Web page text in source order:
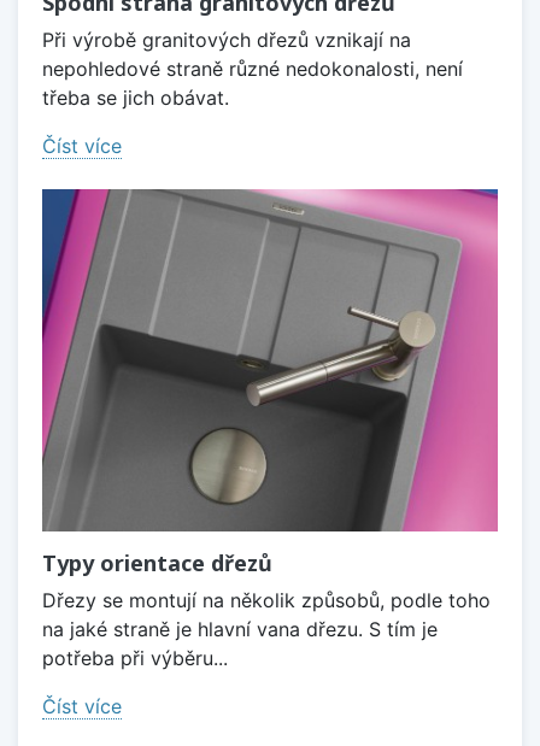
Při výrobě granitových dřezů vznikají na
nepohledové straně různé nedokonalosti, není
třeba se jich obávat.
Číst více
Typy orientace dřezů
Dřezy se montují na několik způsobů, podle toho
na jaké straně je hlavní vana dřezu. S tím je
potřeba při výběru...
Číst více